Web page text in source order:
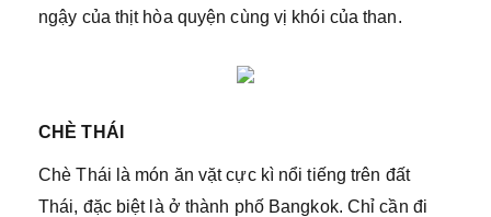
ngậy của thịt hòa quyện cùng vị khói của than.
CHÈ THÁI
Chè Thái là món ăn vặt cực kì nổi tiếng trên đất
Thái, đặc biệt là ở thành phố Bangkok. Chỉ cần đi